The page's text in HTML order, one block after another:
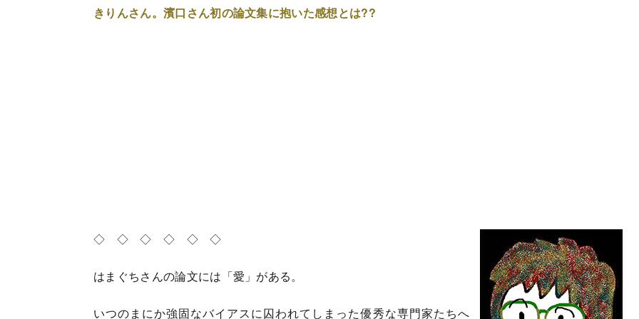
きりんさん。濱口さん初の論文集に抱いた感想とは??
◇ ◇ ◇ ◇ ◇ ◇
はまぐちさんの論文には「愛」がある。
いつのまにか強固なバイアスに囚われてしまった優秀な専門家たちへ